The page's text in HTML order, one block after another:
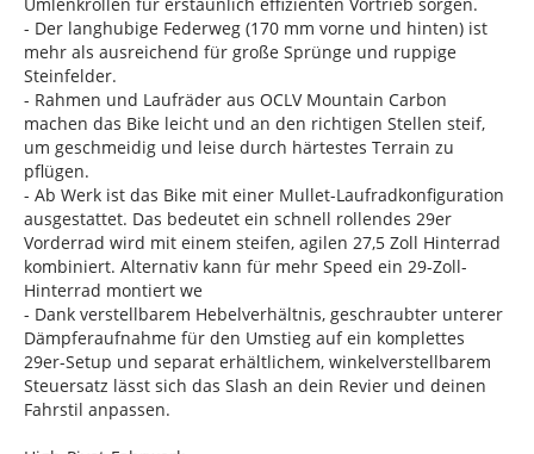
- Der langhubige Federweg (170 mm vorne und hinten) ist
mehr als ausreichend für große Sprünge und ruppige
Steinfelder.
- Rahmen und Laufräder aus OCLV Mountain Carbon
machen das Bike leicht und an den richtigen Stellen steif,
um geschmeidig und leise durch härtestes Terrain zu
pflügen.
- Ab Werk ist das Bike mit einer Mullet-Laufradkonfiguration
ausgestattet. Das bedeutet ein schnell rollendes 29er
Vorderrad wird mit einem steifen, agilen 27,5 Zoll Hinterrad
kombiniert. Alternativ kann für mehr Speed ein 29-Zoll-
Hinterrad montiert we
- Dank verstellbarem Hebelverhältnis, geschraubter unterer
Dämpferaufnahme für den Umstieg auf ein komplettes
29er-Setup und separat erhältlichem, winkelverstellbarem
Steuersatz lässt sich das Slash an dein Revier und deinen
Fahrstil anpassen.